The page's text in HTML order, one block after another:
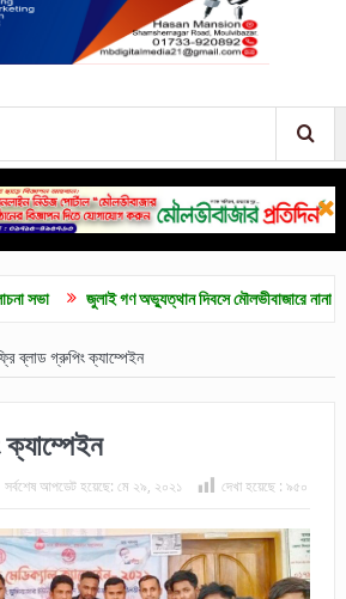
জুলাই গণ অভ্যুত্থান দিবসে মৌলভীবাজারে নানা কর্মসূচি
ব্লাড গ্রুপিং ক্যাম্পেইন
সর্বশেষ আপডেট হয়েছে: মে ২৯, ২০২১ দেখা হয়েছে : ৯৫০